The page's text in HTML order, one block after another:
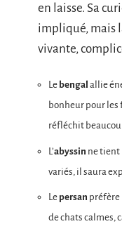
en laisse. Sa
impliqué, mais
vivante,
Le bengal allie
bonheur pour les
réfléchit
L’abyssin ne tient
variés, il saura
Le persan préfère
de chats calmes,